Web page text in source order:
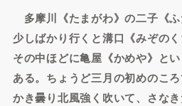
多摩川《たまがわ》の二子《
少しばかり行くと溝口《みぞの
その中ほどに亀屋《かめや》と
ある。ちょうど三月の初めのこ
かき曇り北風強く吹いて、さな